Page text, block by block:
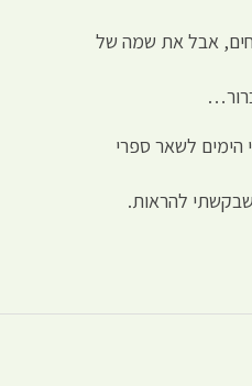
אבל את שמה של
הימים לשאר ספרי
להראות.